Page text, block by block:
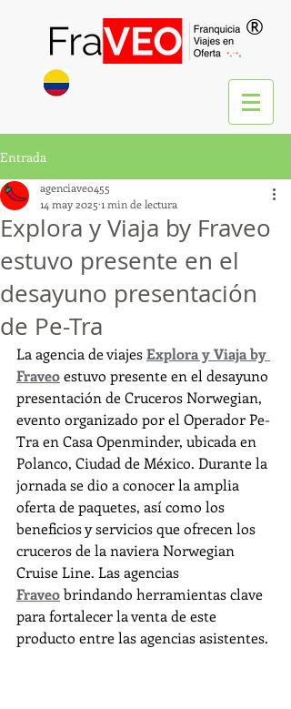
®
Entrada
Explora y Viaja by Fraveo
estuvo presente en el
desayuno presentación
de Pe-Tra
agenciaveo455
14 may 2025 1 min de lectura
La agencia de viajes Explora y Viaja by
Fraveo estuvo presente en el desayuno
presentación de Cruceros Norwegian,
evento organizado por el Operador Pe-
Tra en Casa Openminder, ubicada en
Polanco, Ciudad de México. Durante la
jornada se dio a conocer la amplia
oferta de paquetes, así como los
beneficios y servicios que ofrecen los
cruceros de la naviera Norwegian
Cruise Line. Las agencias
Fraveo brindando herramientas clave
para fortalecer la venta de este
producto entre las agencias asistentes.